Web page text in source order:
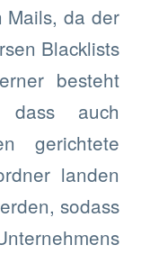
Mails, da der
Blacklists
besteht
auch
gerichtete
landen
sodass